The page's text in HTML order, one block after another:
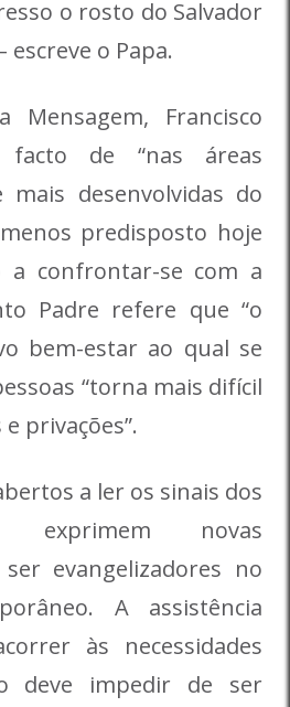
o rosto do Salvador
escreve o Papa.
Francisco
de “nas áreas
mais desenvolvidas do
predisposto hoje
a confrontar-se com a
Padre refere que “o
bem-estar ao qual se
“torna mais difícil
privações”.
a ler os sinais dos
exprimem novas
evangelizadores no
A assistência
às necessidades
deve impedir de ser